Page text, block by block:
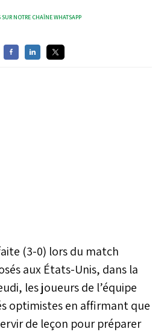
NOTRE CHAÎNE WHATSAPP
(3-0) lors du match
aux États-Unis, dans la
les joueurs de l’équipe
optimistes en affirmant que
de leçon pour préparer